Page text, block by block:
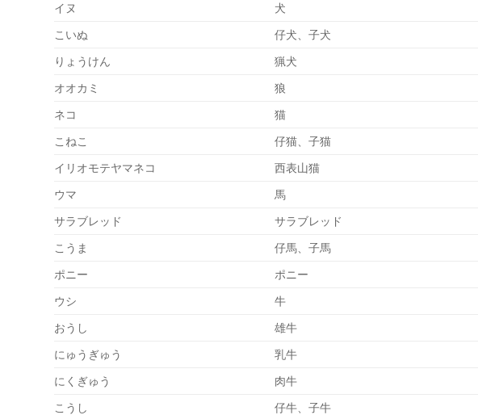
イヌ 犬
こいぬ 仔犬、子犬
りょうけん 猟犬
オオカミ 狼
ネコ 猫
こねこ 仔猫、子猫
イリオモテヤマネコ 西表山猫
ウマ 馬
サラブレッド サラブレッド
こうま 仔馬、子馬
ポニー ポニー
ウシ 牛
おうし 雄牛
にゅうぎゅう 乳牛
にくぎゅう 肉牛
こうし 仔牛、子牛